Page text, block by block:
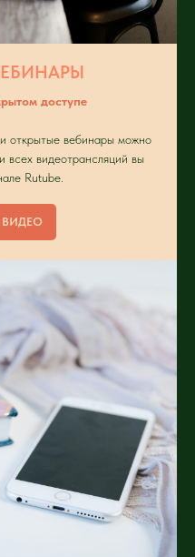
доступе
открытые вебинары можно
всех видеотрансляций вы
Rutube.
ВИДЕО